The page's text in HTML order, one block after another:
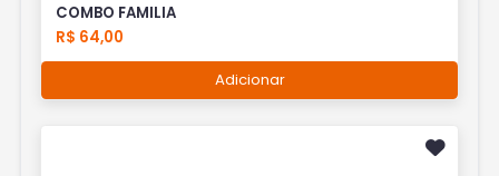
COMBO FAMILIA
R$ 64,00
Adicionar